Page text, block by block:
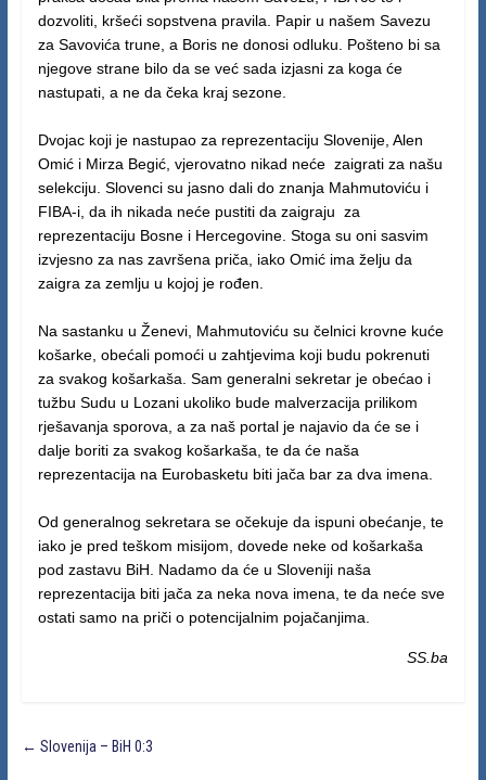
dozvoliti, kršeći sopstvena pravila. Papir u našem Savezu
za Savovića trune, a Boris ne donosi odluku. Pošteno bi sa
njegove strane bilo da se već sada izjasni za koga će
nastupati, a ne da čeka kraj sezone.
Dvojac koji je nastupao za reprezentaciju Slovenije, Alen
Omić i Mirza Begić, vjerovatno nikad neće zaigrati za našu
selekciju. Slovenci su jasno dali do znanja Mahmutoviću i
FIBA-i, da ih nikada neće pustiti da zaigraju za
reprezentaciju Bosne i Hercegovine. Stoga su oni sasvim
izvjesno za nas završena priča, iako Omić ima želju da
zaigra za zemlju u kojoj je rođen.
Na sastanku u Ženevi, Mahmutoviću su čelnici krovne kuće
košarke, obećali pomoći u zahtjevima koji budu pokrenuti
za svakog košarkaša. Sam generalni sekretar je obećao i
tužbu Sudu u Lozani ukoliko bude malverzacija prilikom
rješavanja sporova, a za naš portal je najavio da će se i
dalje boriti za svakog košarkaša, te da će naša
reprezentacija na Eurobasketu biti jača bar za dva imena.
Od generalnog sekretara se očekuje da ispuni obećanje, te
iako je pred teškom misijom, dovede neke od košarkaša
pod zastavu BiH. Nadamo da će u Sloveniji naša
reprezentacija biti jača za neka nova imena, te da neće sve
ostati samo na priči o potencijalnim pojačanjima.
SS.ba
← Slovenija – BiH 0:3